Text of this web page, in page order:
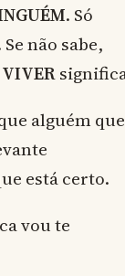
. Só
não sabe,
VIVER
alguém que
está certo.
vou te